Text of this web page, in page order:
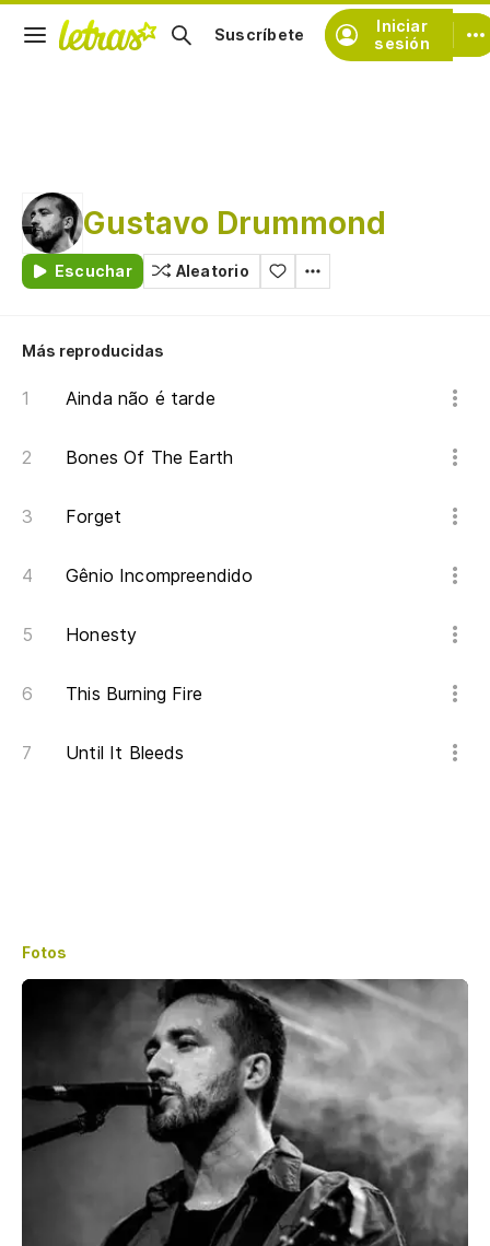
Iniciar
sesión
Suscríbete
Gustavo Drummond
Escuchar Aleatorio
Más reproducidas
Ainda não é tarde
Bones Of The Earth
Forget
Gênio Incompreendido
Honesty
This Burning Fire
Until It Bleeds
Fotos